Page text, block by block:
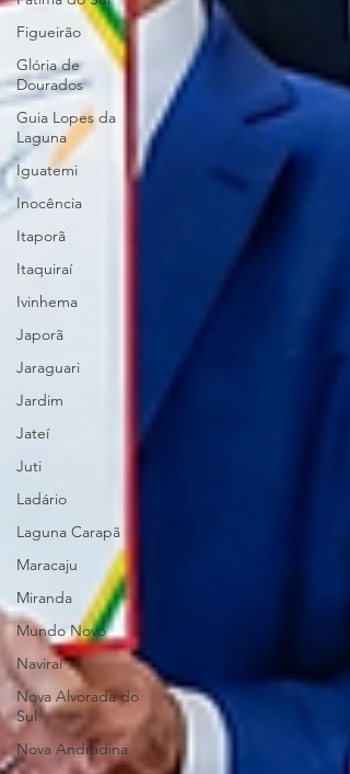
Figueirão
Glória de
Dourados
Guia Lopes da
Laguna
Iguatemi
Inocência
Itaporã
Itaquiraí
Ivinhema
Japorã
Jaraguari
Jardim
Jateí
Juti
Ladário
Laguna Carapã
Maracaju
Miranda
Mundo Novo
Naviraí
Nova Alvorada do
Sul
Nova Andradina